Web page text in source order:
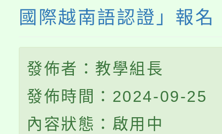
國際越南語認證」報名
發佈者：教學組長
發佈時間：2024-09-25
內容狀態：啟用中